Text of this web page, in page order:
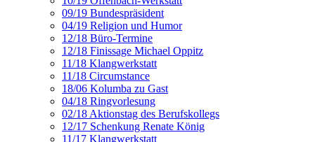
09/19 Bundespräsident
04/19 Religion und Humor
12/18 Büro-Termine
12/18 Finissage Michael Oppitz
11/18 Klangwerkstatt
11/18 Circumstance
18/06 Kolumba zu Gast
04/18 Ringvorlesung
02/18 Aktionstag des Berufskollegs
12/17 Schenkung Renate König
11/17 Klangwerkstatt